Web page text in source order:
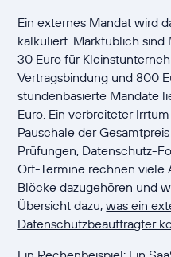
Ein externes Mandat wird
kalkuliert. Marktüblich
30 Euro für
Vertragsbindung und 800
stundenbasierte Mandate
Euro. Ein verbreiteter
Pauschale der
Prüfungen, Datenschutz-
Ort-Termine rechnen viele
Blöcke dazugehören und
Übersicht dazu,was ein
Datenschutzbeauftragter